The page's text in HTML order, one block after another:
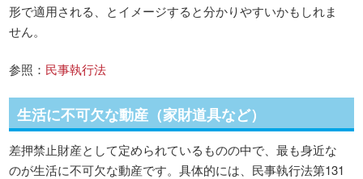
形で適用される、とイメージすると分かりやすいかもしれま
せん。
参照： 民事執行法
生活に不可欠な動産（家財道具など）
差押禁止財産として定められているものの中で、最も身近な
のが生活に不可欠な動産です。具体的には、民事執行法第131